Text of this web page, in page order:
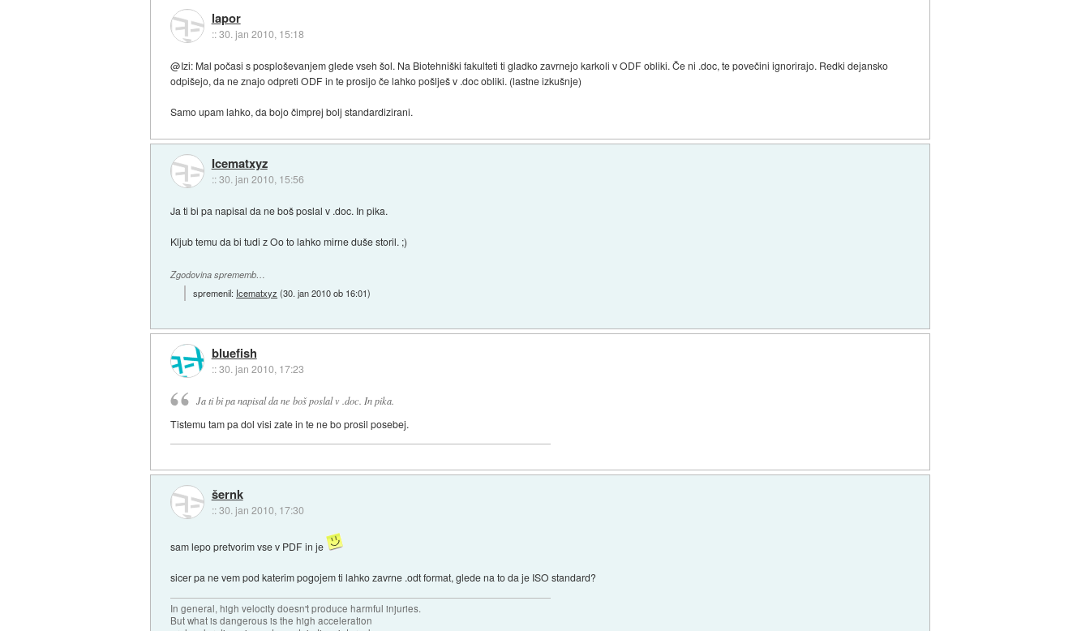
lapor
::30. jan 2010, 15:18
@Izi: Mal počasi s posploševanjem glede vseh šol. Na Biotehniški fakulteti ti gladko zavrnejo karkoli v ODF obliki. Če ni .doc, te povečini ignorirajo. Redki dejansko
odpišejo, da ne znajo odpreti ODF in te prosijo če lahko pošlješ v .doc obliki. (lastne izkušnje)
Samo upam lahko, da bojo čimprej bolj standardizirani.
Icematxyz
::30. jan 2010, 15:56
Ja ti bi pa napisal da ne boš poslal v .doc. In pika.
Kljub temu da bi tudi z Oo to lahko mirne duše storil. ;)
Zgodovina sprememb…
spremenil: Icematxyz (30. jan 2010 ob 16:01)
bluefish
::30. jan 2010, 17:23
Ja ti bi pa napisal da ne boš poslal v .doc. In pika.
Tistemu tam pa dol visi zate in te ne bo prosil posebej.
šernk
::30. jan 2010, 17:30
sam lepo pretvorim vse v PDF in je
sicer pa ne vem pod katerim pogojem ti lahko zavrne .odt format, glede na to da je ISO standard?
In general, high velocity doesn't produce harmful injuries.
But what is dangerous is the high acceleration